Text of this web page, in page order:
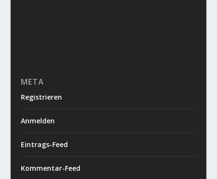
META
Registrieren
Anmelden
Eintrags-Feed
Kommentar-Feed